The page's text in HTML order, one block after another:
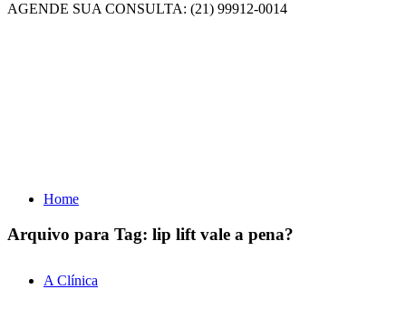
AGENDE SUA CONSULTA: (21) 99912-0014
Home
A Clínica
Arquivo para Tag: lip lift vale a pena?